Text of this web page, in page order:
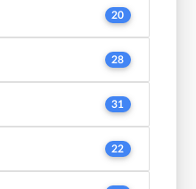
20
28
31
22